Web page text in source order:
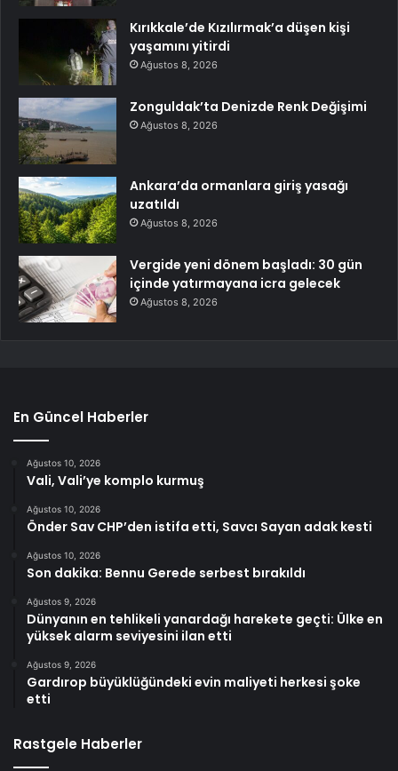
Kırıkkale’de Kızılırmak’a düşen kişi
yaşamını yitirdi
Ağustos 8, 2026
Zonguldak’ta Denizde Renk Değişimi
Ağustos 8, 2026
Ankara’da ormanlara giriş yasağı
uzatıldı
Ağustos 8, 2026
Vergide yeni dönem başladı: 30 gün
içinde yatırmayana icra gelecek
Ağustos 8, 2026
En Güncel Haberler
Ağustos 10, 2026
Vali, Vali’ye komplo kurmuş
Ağustos 10, 2026
Önder Sav CHP’den istifa etti, Savcı Sayan adak kesti
Ağustos 10, 2026
Son dakika: Bennu Gerede serbest bırakıldı
Ağustos 9, 2026
Dünyanın en tehlikeli yanardağı harekete geçti: Ülke en
yüksek alarm seviyesini ilan etti
Ağustos 9, 2026
Gardırop büyüklüğündeki evin maliyeti herkesi şoke
etti
Rastgele Haberler